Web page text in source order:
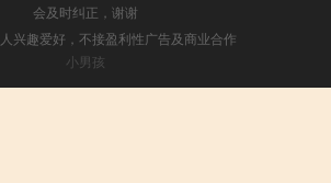
会及时纠正，谢谢
兴趣爱好，不接盈利性广告及商业合作
小男孩